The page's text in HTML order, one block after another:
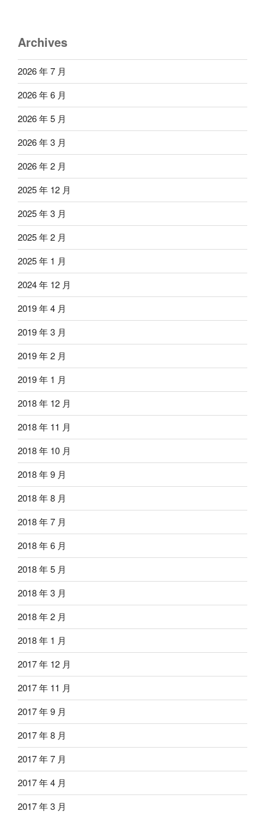
Archives
2026 年 7 月
2026 年 6 月
2026 年 5 月
2026 年 3 月
2026 年 2 月
2025 年 12 月
2025 年 3 月
2025 年 2 月
2025 年 1 月
2024 年 12 月
2019 年 4 月
2019 年 3 月
2019 年 2 月
2019 年 1 月
2018 年 12 月
2018 年 11 月
2018 年 10 月
2018 年 9 月
2018 年 8 月
2018 年 7 月
2018 年 6 月
2018 年 5 月
2018 年 3 月
2018 年 2 月
2018 年 1 月
2017 年 12 月
2017 年 11 月
2017 年 9 月
2017 年 8 月
2017 年 7 月
2017 年 4 月
2017 年 3 月